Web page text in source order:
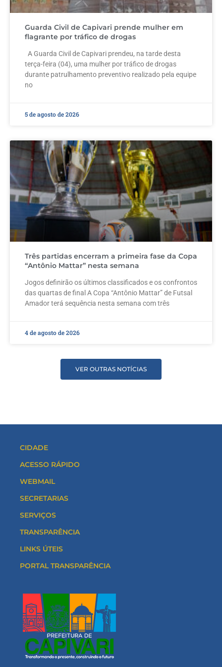
Guarda Civil de Capivari prende mulher em
flagrante por tráfico de drogas
A Guarda Civil de Capivari prendeu, na tarde desta
terça-feira (04), uma mulher por tráfico de drogas
durante patrulhamento preventivo realizado pela equipe
no
5 de agosto de 2026
Três partidas encerram a primeira fase da Copa
“Antônio Mattar” nesta semana
Jogos definirão os últimos classificados e os confrontos
das quartas de final A Copa “Antônio Mattar” de Futsal
Amador terá sequência nesta semana com três
4 de agosto de 2026
VER OUTRAS NOTÍCIAS
CIDADE
ACESSO RÁPIDO
WEBMAIL
SECRETARIAS
SERVIÇOS
TRANSPARÊNCIA
LINKS ÚTEIS
PORTAL TRANSPARÊNCIA